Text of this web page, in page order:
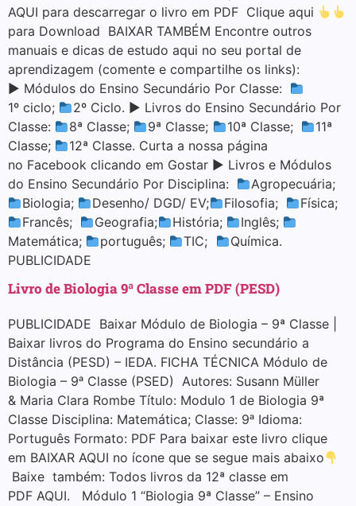
AQUI para descarregar o livro em PDF Clique aqui
para Download BAIXAR TAMBÉM Encontre outros
manuais e dicas de estudo aqui no seu portal de
aprendizagem (comente e compartilhe os links):
▶ Módulos do Ensino Secundário Por Classe:
1º ciclo;
2º Ciclo. ▶ Livros do Ensino Secundário Por
Classe:
8ª Classe; 9ª Classe; 10ª Classe;
11ª
Classe;
12ª Classe. Curta a nossa página
no Facebook clicando em Gostar ▶ Livros e Módulos
do Ensino Secundário Por Disciplina:
Agropecuária;
Biologia;
Desenho/ DGD/ EV; Filosofia;
Física;
Francês;
Geografia; História;
Inglês;
Matemática;
português; TIC;
Química.
PUBLICIDADE
Livro de Biologia 9ª Classe em PDF (PESD)
PUBLICIDADE Baixar Módulo de Biologia – 9ª Classe |
Baixar livros do Programa do Ensino secundário a
Distância (PESD) – IEDA. FICHA TÉCNICA Módulo de
Biologia – 9ᵃ Classe (PSED) Autores: Susann Müller
& Maria Clara Rombe Título: Modulo 1 de Biologia 9ª
Classe Disciplina: Matemática; Classe: 9ᵃ Idioma:
Português Formato: PDF Para baixar este livro clique
em BAIXAR AQUI no ícone que se segue mais abaixo
Baixe também: Todos livros da 12ª classe em
PDF AQUI. Módulo 1 “Biologia 9ª Classe” – Ensino